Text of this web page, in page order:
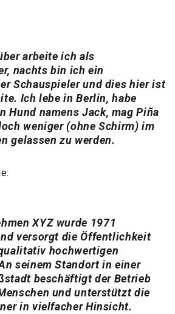
arbeite ich als
nachts bin ich ein
Schauspieler und dies hier ist
Ich lebe in Berlin, habe
Hund namens Jack, mag Piña
weniger (ohne Schirm) im
gelassen zu werden.
XYZ wurde 1971
versorgt die Öffentlichkeit
hochwertigen
seinem Standort in einer
beschäftigt der Betrieb
und unterstützt die
in vielfacher Hinsicht.